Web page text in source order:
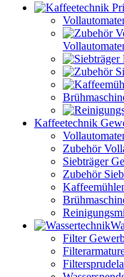
Kaffeetechnik
Zubehör
Siebträger
Zubehör
Filter